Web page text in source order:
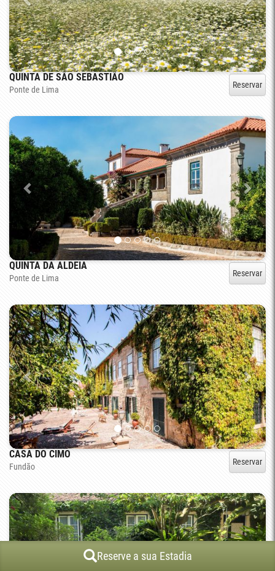
Reserve a sua Estadia
QUINTA DE SÃO SEBASTIÃO
Ponte de Lima Reservar
QUINTA DA ALDEIA
Ponte de Lima Reservar
CASA DO CIMO
Fundão Reservar